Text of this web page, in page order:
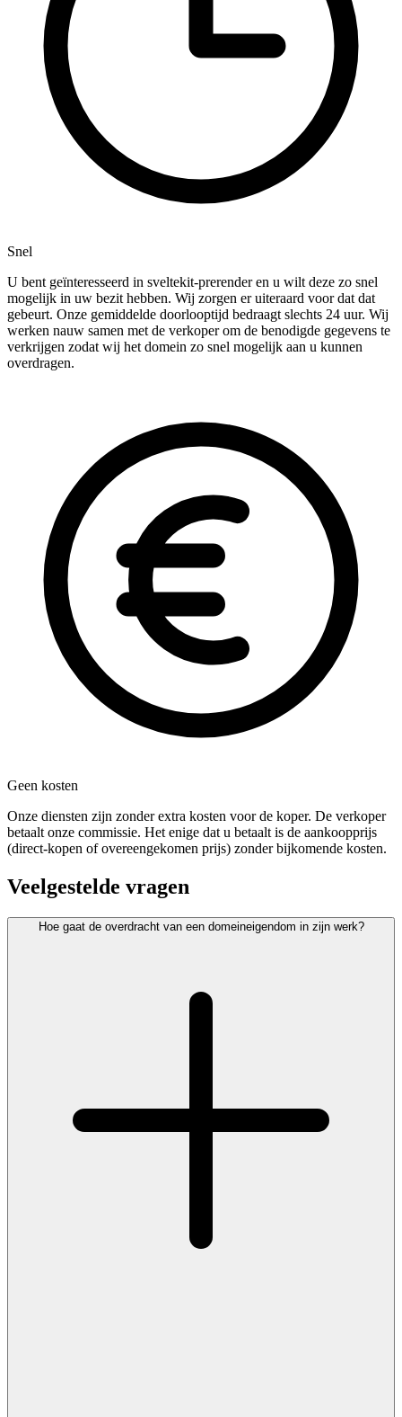
Snel
U bent geïnteresseerd in sveltekit-prerender en u wilt deze zo snel
mogelijk in uw bezit hebben. Wij zorgen er uiteraard voor dat dat
gebeurt. Onze gemiddelde doorlooptijd bedraagt slechts 24 uur. Wij
werken nauw samen met de verkoper om de benodigde gegevens te
verkrijgen zodat wij het domein zo snel mogelijk aan u kunnen
overdragen.
Geen kosten
Onze diensten zijn zonder extra kosten voor de koper. De verkoper
betaalt onze commissie. Het enige dat u betaalt is de aankoopprijs
(direct-kopen of overeengekomen prijs) zonder bijkomende kosten.
Veelgestelde vragen
Hoe gaat de overdracht van een domeineigendom in zijn werk?